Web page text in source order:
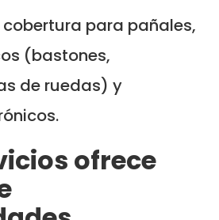
para pañales,
(bastones,
de ruedas) y
ofrece